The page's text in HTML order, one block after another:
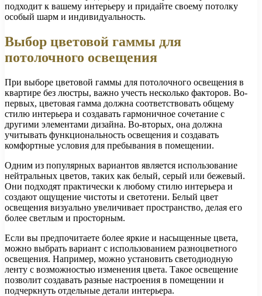
подходит к вашему интерьеру и придайте своему потолку
особый шарм и индивидуальность.
Выбор цветовой гаммы для
потолочного освещения
При выборе цветовой гаммы для потолочного освещения в
квартире без люстры, важно учесть несколько факторов. Во-
первых, цветовая гамма должна соответствовать общему
стилю интерьера и создавать гармоничное сочетание с
другими элементами дизайна. Во-вторых, она должна
учитывать функциональность освещения и создавать
комфортные условия для пребывания в помещении.
Одним из популярных вариантов является использование
нейтральных цветов, таких как белый, серый или бежевый.
Они подходят практически к любому стилю интерьера и
создают ощущение чистоты и светотени. Белый цвет
освещения визуально увеличивает пространство, делая его
более светлым и просторным.
Если вы предпочитаете более яркие и насыщенные цвета,
можно выбрать вариант с использованием разноцветного
освещения. Например, можно установить светодиодную
ленту с возможностью изменения цвета. Такое освещение
позволит создавать разные настроения в помещении и
подчеркнуть отдельные детали интерьера.